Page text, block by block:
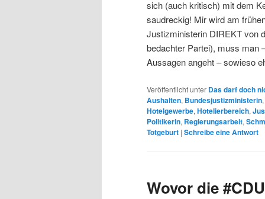
sich (auch kritisch) mit dem
saudreckig! Mir wird am
Justizministerin DIREKT von
bedachter Partei), muss man
Aussagen angeht – sowieso
Veröffentlicht unter Das darf doch
Aushalten, Bundesjustizministerin,
Hotelgewerbe, Hotelierbereich,
Politikerin, Regierungsarbeit,
Totgeburt | Schreibe eine Antwort
Wovor die